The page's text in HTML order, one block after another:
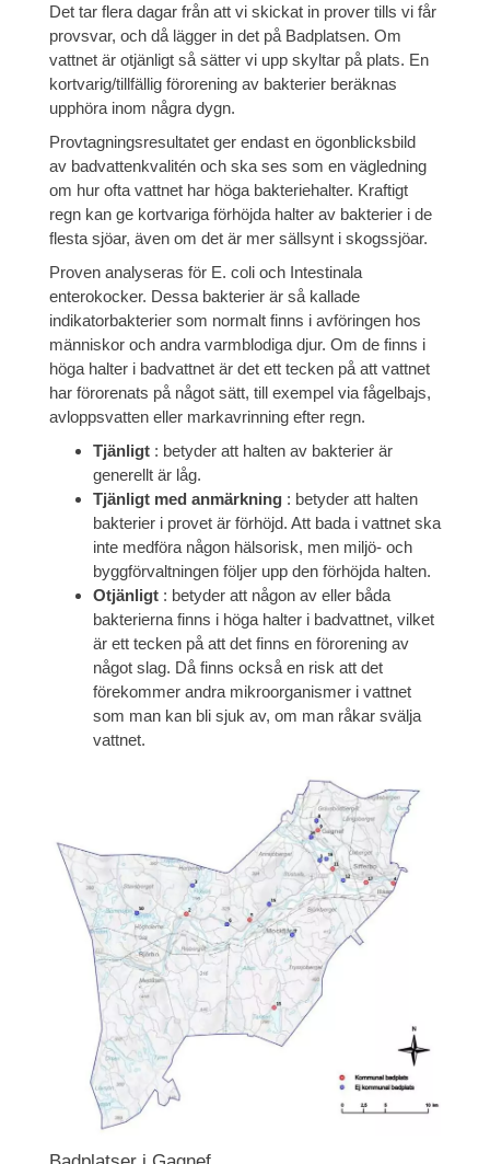
Det tar flera dagar från att vi skickat in prover tills vi får
provsvar, och då lägger in det på Badplatsen. Om
vattnet är otjänligt så sätter vi upp skyltar på plats. En
kortvarig/tillfällig förorening av bakterier beräknas
upphöra inom några dygn.
Provtagningsresultatet ger endast en ögonblicksbild
av badvattenkvalitén och ska ses som en vägledning
om hur ofta vattnet har höga bakteriehalter. Kraftigt
regn kan ge kortvariga förhöjda halter av bakterier i de
flesta sjöar, även om det är mer sällsynt i skogssjöar.
Proven analyseras för E. coli och Intestinala
enterokocker. Dessa bakterier är så kallade
indikatorbakterier som normalt finns i avföringen hos
människor och andra varmblodiga djur. Om de finns i
höga halter i badvattnet är det ett tecken på att vattnet
har förorenats på något sätt, till exempel via fågelbajs,
avloppsvatten eller markavrinning efter regn.
Tjänligt : betyder att halten av bakterier är
generellt är låg.
Tjänligt med anmärkning : betyder att halten
bakterier i provet är förhöjd. Att bada i vattnet ska
inte medföra någon hälsorisk, men miljö- och
byggförvaltningen följer upp den förhöjda halten.
Otjänligt : betyder att någon av eller båda
bakterierna finns i höga halter i badvattnet, vilket
är ett tecken på att det finns en förorening av
något slag. Då finns också en risk att det
förekommer andra mikroorganismer i vattnet
som man kan bli sjuk av, om man råkar svälja
vattnet.